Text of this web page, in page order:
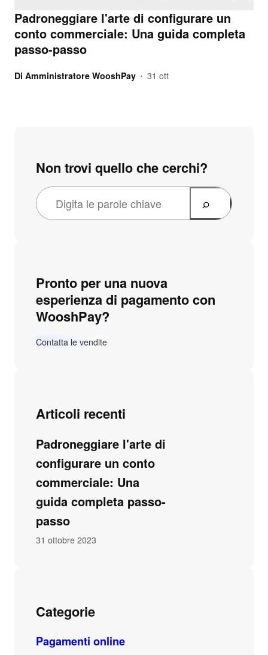
Padroneggiare l'arte di configurare un
conto commerciale: Una guida completa
passo-passo
Di Amministratore WooshPay • 31 ott
Non trovi quello che cerchi?
Pronto per una nuova
esperienza di pagamento con
WooshPay?
Contatta le vendite
Articoli recenti
Padroneggiare l'arte di
configurare un conto
commerciale: Una
guida completa passo-
passo
31 ottobre 2023
Categorie
Pagamenti online